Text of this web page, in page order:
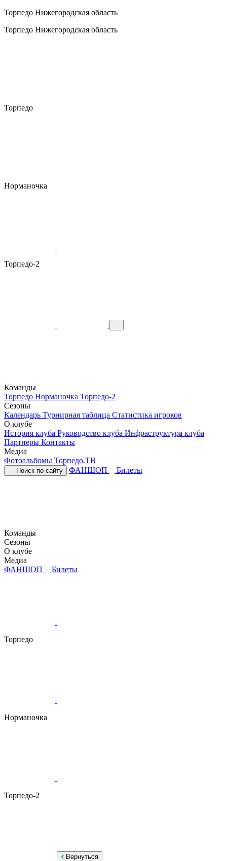
Торпедо Нижегородская область
Торпедо Нижегородская область
Торпедо
Норманочка
Торпедо-2
Команды
Торпедо Норманочка Торпедо-2
Сезоны
Календарь Турнирная таблица Статистика игроков
О клубе
История клуба Руководство клуба Инфраструктура клуба
Партнеры Контакты
Медиа
Фотоальбомы Торпедо.ТВ
Поиск по сайту ФАНШОП Билеты
Команды
Сезоны
О клубе
Медиа
ФАНШОП
Билеты
Торпедо
Норманочка
Торпедо-2
Вернуться